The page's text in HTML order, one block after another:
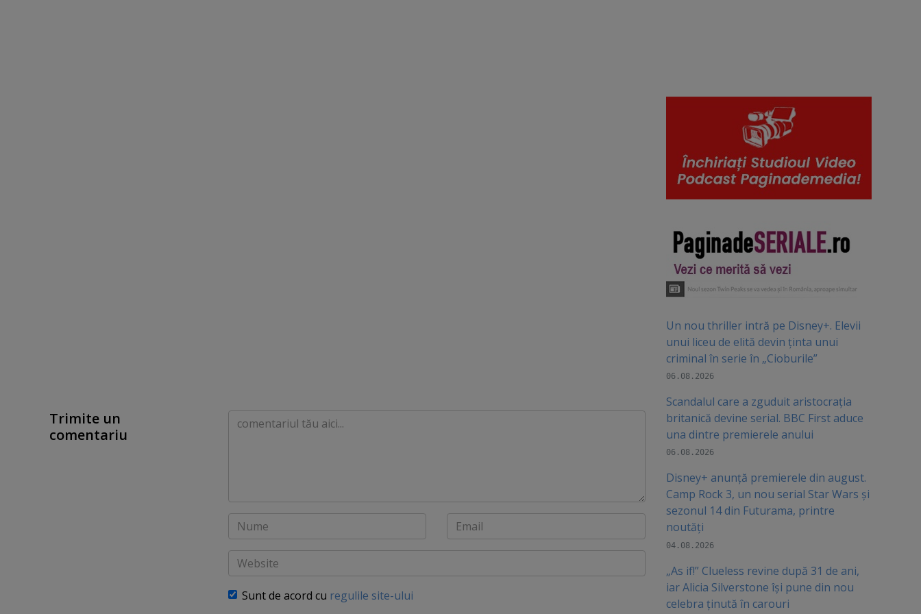
Trimite un
comentariu
Comentariu
Nume Email
Website
Sunt de acord cu regulile site-ului
Un nou thriller intră pe Disney+. Elevii
unui liceu de elită devin ținta unui
criminal în serie în „Cioburile”
06.08.2026
Scandalul care a zguduit aristocrația
britanică devine serial. BBC First aduce
una dintre premierele anului
06.08.2026
Disney+ anunță premierele din august.
Camp Rock 3, un nou serial Star Wars și
sezonul 14 din Futurama, printre
noutăți
04.08.2026
„As if!” Clueless revine după 31 de ani,
iar Alicia Silverstone își pune din nou
celebra ținută în carouri